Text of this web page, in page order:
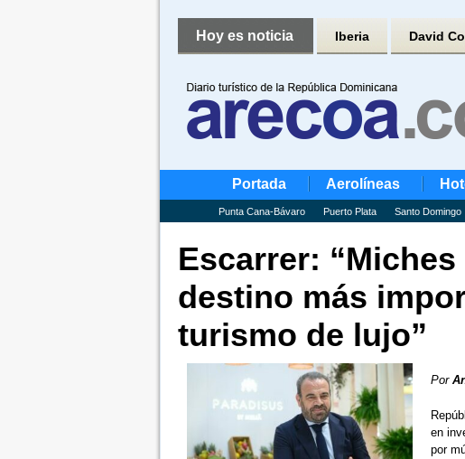
Hoy es noticia Iberia David
Portada Aerolíneas
Punta Cana-Bávaro Puerto Plata Santo Domingo
Escarrer:
destino más
turismo de lujo”
Por
en
por